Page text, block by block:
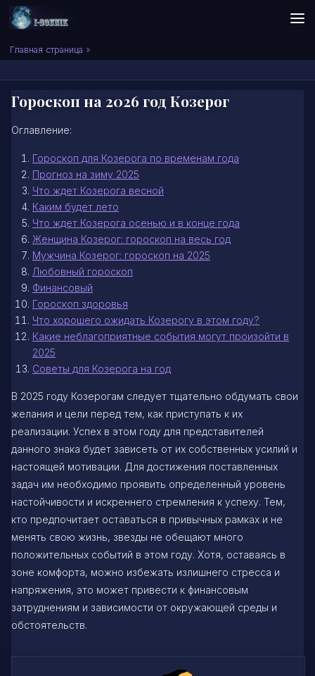
Skip to content
Сонник I-SONNIK.COM
Главная страница »
Гороскоп на 2026 год Козерог
Оглавление:
Гороскоп для Козерога по временам года
Прогноз на зиму 2025
Что ждет Козерога весной
Каким будет лето
Что ждет Козерога осенью и в конце года
Женщина Козерог: гороскоп на весь год
Мужчина Козерог: гороскоп на 2025
Любовный гороскоп
Финансовый
Гороскоп здоровья
Что хорошего ожидать Козерогу в этом году?
Какие неблагоприятные события могут произойти в
2025
Советы для Козерога на год
В 2025 году Козерогам следует тщательно обдумать свои
желания и цели перед тем, как приступать к их
реализации. Успех в этом году для представителей
данного знака будет зависеть от их собственных усилий и
настоящей мотивации. Для достижения поставленных
задач им необходимо проявить определенный уровень
настойчивости и искреннего стремления к успеху. Тем,
кто предпочитает оставаться в привычных рамках и не
менять свою жизнь, звезды не обещают много
положительных событий в этом году. Хотя, оставаясь в
зоне комфорта, можно избежать излишнего стресса и
напряжения, это может привести к финансовым
затруднениям и зависимости от окружающей среды и
обстоятельств.